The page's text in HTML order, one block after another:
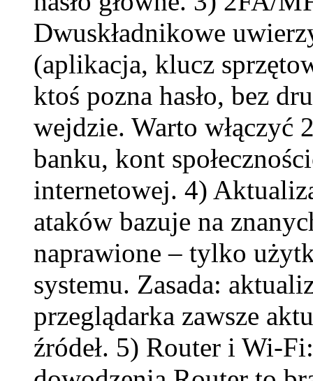
Dwuskładnikowe
(aplikacja, klucz
ktoś pozna hasło, bez
wejdzie. Warto włączyć
banku, kont
internetowej. 4)
ataków bazuje na
naprawione – tylko
systemu. Zasada:
przeglądarka zawsze
źródeł. 5) Router i Wi-